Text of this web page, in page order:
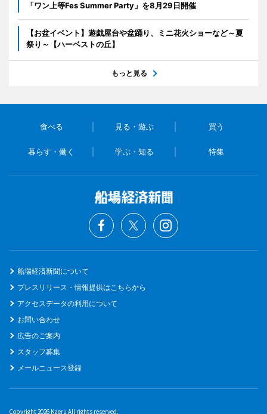
「ワン上等Fes Summer Party」を8月29日開催
【お盆イベント】遊戯屋台や盆踊り、ミニ花火ショーなど～夏
祭り～【ハーベストの丘】
もっと見る
食べる 見る・遊ぶ 買う
暮らす・働く 学ぶ・知る 特集
船場経済新聞について
プレスリリース・情報提供はこちらから
アクセスデータの利用について
お問い合わせ
広告のご案内
スタッフ募集
メールニュース登録
Copyright 2026 Kaeru All rights reserved.